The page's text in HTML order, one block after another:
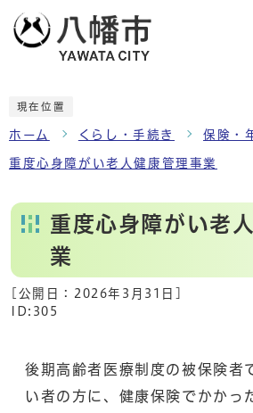
現在位置
ホーム くらし・手続き 保険・
重度心身障がい老人健康管理事業
重度心身障がい老
業
[公開日： 2026年3月31日
ID:305
後期高齢者医療制度の被保険者
い者の方に、健康保険でかかっ